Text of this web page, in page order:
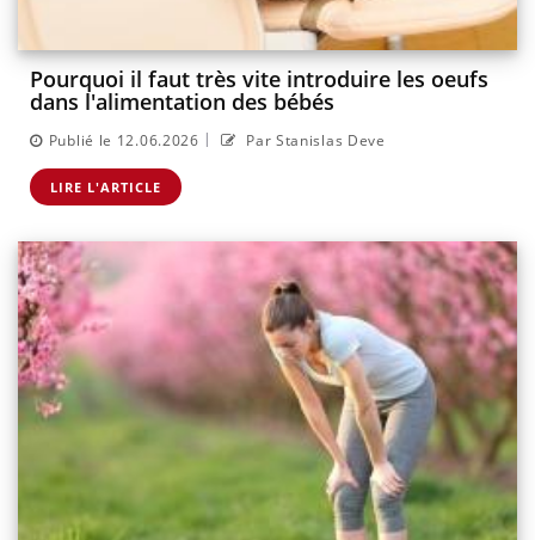
Pourquoi il faut très vite introduire les oeufs
dans l'alimentation des bébés
Publié le 12.06.2026 | Par Stanislas Deve
LIRE L'ARTICLE